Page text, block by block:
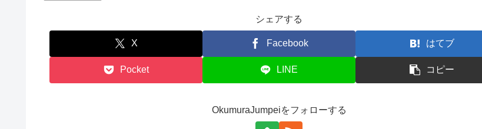
シェアする
X Facebook はてブ
Pocket LINE コピー
OkumuraJumpeiをフォローする